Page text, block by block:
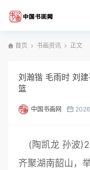
首页 书画资讯 正文
刘瀚锴 毛雨时 刘
篮
中国书画网
(陶凯龙 孙波
齐聚湖南韶山，